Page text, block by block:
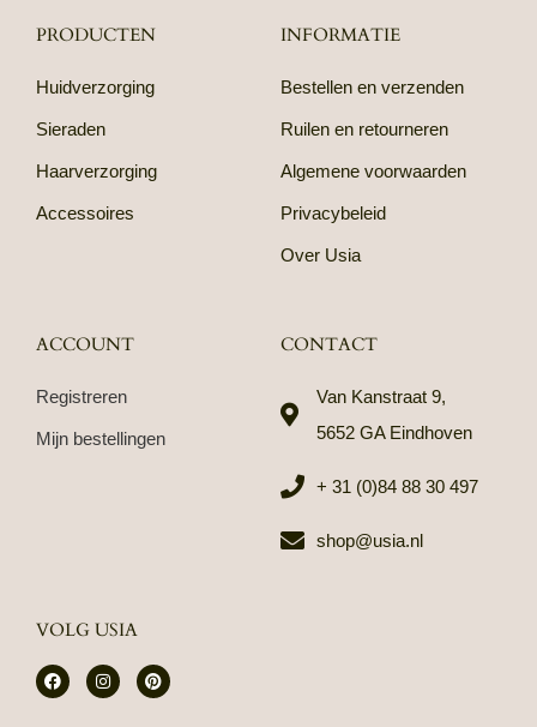
PRODUCTEN
Huidverzorging
Sieraden
Haarverzorging
Accessoires
INFORMATIE
Bestellen en verzenden
Ruilen en retourneren
Algemene voorwaarden
Privacybeleid
Over Usia
ACCOUNT
Registreren
Mijn bestellingen
CONTACT
Van Kanstraat 9,
5652 GA Eindhoven
+ 31 (0)84 88 30 497
shop@usia.nl
VOLG USIA
F
a
I
n
P
i